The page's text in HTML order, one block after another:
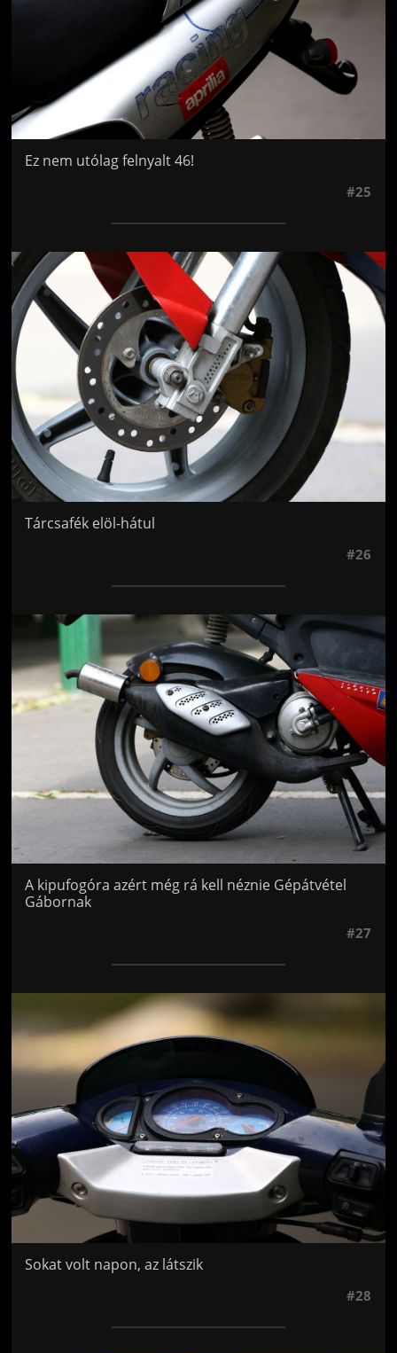
Ez nem utólag felnyalt 46!
#25
Jön még kép!
Tárcsafék elöl-hátul
#26
Jön még kép!
A kipufogóra azért még rá kell néznie Gépátvétel
Gábornak
#27
Jön még kép!
Sokat volt napon, az látszik
#28